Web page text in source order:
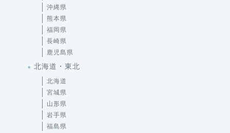
沖縄県
熊本県
福岡県
長崎県
鹿児島県
北海道・東北
北海道
宮城県
山形県
岩手県
福島県